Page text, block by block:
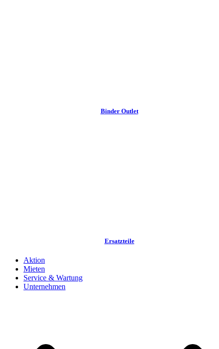
Binder Outlet
Ersatzteile
Aktion
Mieten
Service & Wartung
Unternehmen